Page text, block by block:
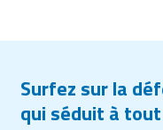
Surfez sur la
qui séduit à